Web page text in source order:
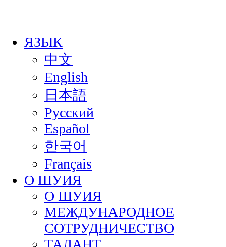
ЯЗЫК
中文
English
日本語
Русский
Español
한국어
Français
О ШУИЯ
О ШУИЯ
МЕЖДУНАРОДНОЕ
СОТРУДНИЧЕСТВО